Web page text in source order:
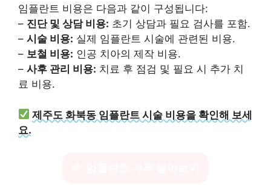
임플란트 비용은 다음과 같이 구성됩니다:
– 진단 및 상담 비용: 초기 상담과 필요 검사를 포함.
– 시술 비용: 실제 임플란트 시술에 관련된 비용.
– 보철 비용: 인공 치아의 제작 비용.
– 사후 관리 비용: 치료 후 점검 및 필요 시 추가 치
료 비용.
제주도 화북동 임플란트 시술 비용을 확인해 보세
요.